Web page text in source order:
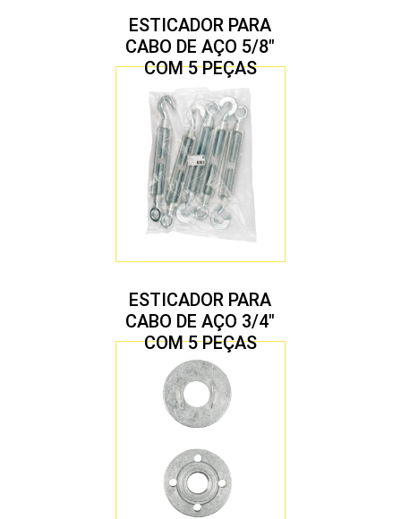
ESTICADOR PARA
CABO DE AÇO 5/8″
COM 5 PEÇAS
ESTICADOR PARA
CABO DE AÇO 3/4″
COM 5 PEÇAS